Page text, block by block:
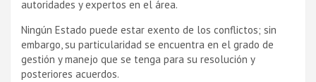
autoridades y expertos en el área.
Ningún Estado puede estar exento de los conflictos; sin
embargo, su particularidad se encuentra en el grado de
gestión y manejo que se tenga para su resolución y
posteriores acuerdos.